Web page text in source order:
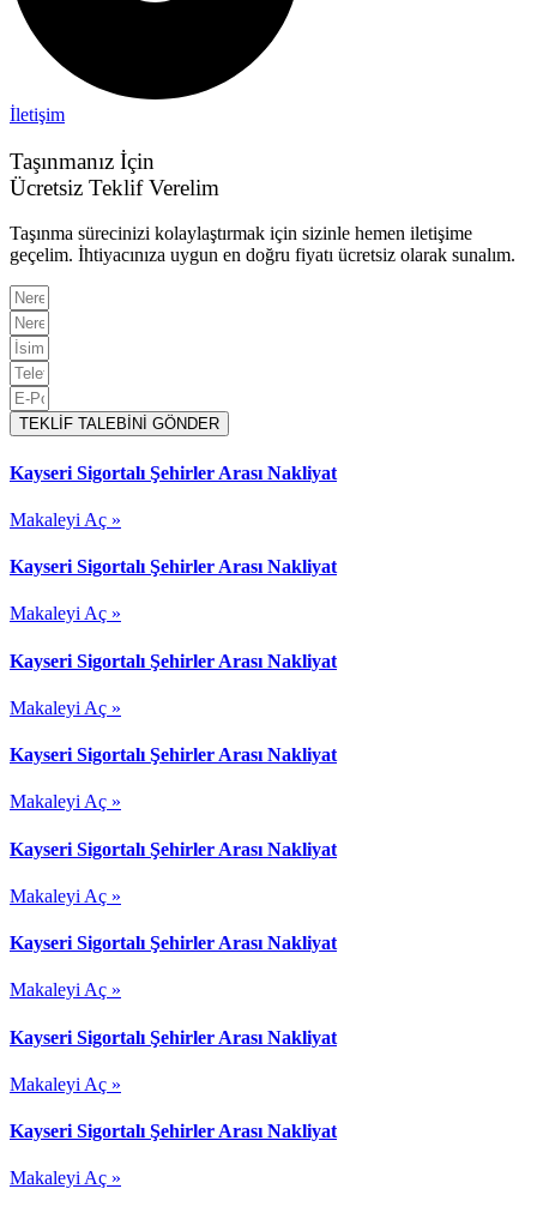
İletişim
Taşınmanız İçin
Ücretsiz Teklif Verelim
Taşınma sürecinizi kolaylaştırmak için sizinle hemen iletişime
geçelim. İhtiyacınıza uygun en doğru fiyatı ücretsiz olarak sunalım.
TEKLİF TALEBİNİ GÖNDER
Kayseri Sigortalı Şehirler Arası Nakliyat
Makaleyi Aç »
Kayseri Sigortalı Şehirler Arası Nakliyat
Makaleyi Aç »
Kayseri Sigortalı Şehirler Arası Nakliyat
Makaleyi Aç »
Kayseri Sigortalı Şehirler Arası Nakliyat
Makaleyi Aç »
Kayseri Sigortalı Şehirler Arası Nakliyat
Makaleyi Aç »
Kayseri Sigortalı Şehirler Arası Nakliyat
Makaleyi Aç »
Kayseri Sigortalı Şehirler Arası Nakliyat
Makaleyi Aç »
Kayseri Sigortalı Şehirler Arası Nakliyat
Makaleyi Aç »